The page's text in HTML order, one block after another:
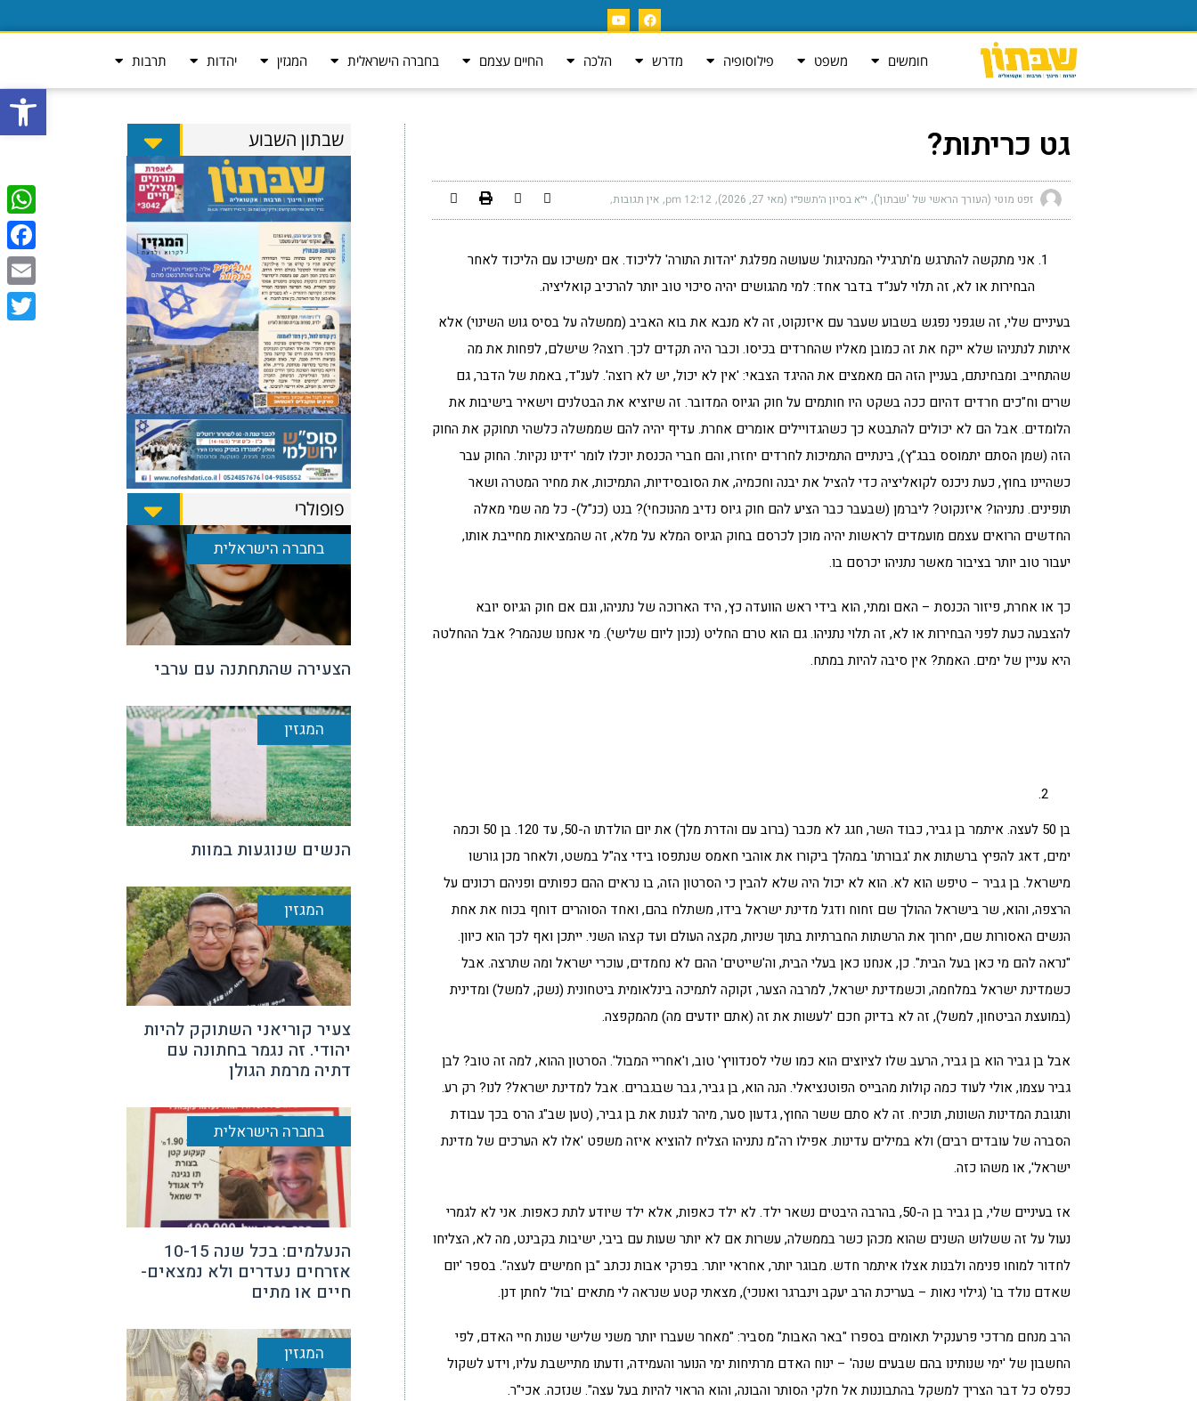
פתח
חומשים משפט פילוסופיה מדרש הלכה החיים עצמם בחברה הישראלית המגזין יהדות תרבות
גט כריתות?
זפט מוטי (העורך הראשי של 'שבתון') י״א בסיון ה׳תשפ״ו (מאי 27, 2026) 12:12 pm אין תגובות
אני מתקשה להתרגש מ'תרגילי המנהיגות' שעושה מפלגת 'יהדות התורה' לליכוד. אם ימשיכו עם הליכוד לאחר
הבחירות או לא, זה תלוי לענ"ד בדבר אחד: למי מהגושים יהיה סיכוי טוב יותר להרכיב קואליציה.
בעיניים שלי, זה שגפני נפגש בשבוע שעבר עם איזנקוט, זה לא מנבא את בוא האביב (ממשלה על בסיס גוש השינוי) אלא
איתות לנתניהו שלא ייקח את זה כמובן מאליו שהחרדים בכיסו. וכבר היה תקדים לכך. רוצה? שישלם, לפחות את מה
שהתחייב. ומבחינתם, בעניין הזה הם מאמצים את ההיגד הצבאי: 'אין לא יכול, יש לא רוצה'. לענ"ד, באמת של הדבר, גם
שרים וח"כים חרדים דהיום ככה בשקט היו חותמים על חוק הגיוס המדובר. זה שיוציא את הבטלנים וישאיר בישיבות את
הלומדים. אבל הם לא יכולים להתבטא כך כשהגדויילים אומרים אחרת. עדיף יהיה להם שממשלה כלשהי תחוקק את החוק
הזה (שמן הסתם יתמוסס בבג"ץ), בינתיים התמיכות לחרדים יחזרו, והם חברי הכנסת יוכלו לומר 'ידינו נקיות'. החוק עבר
כשהיינו בחוץ, כעת ניכנס לקואליציה כדי להציל את יבנה וחכמיה, את הסובסידיות, התמיכות, את מחיר המטרה ושאר
תופינים. נתניהו? איזנקוט? ליברמן (שבעבר כבר הציע להם חוק גיוס נדיב מהנוכחי)? בנט (כנ"ל)- כל מה שמי מאלה
החדשים הרואים עצמם מועמדים לראשות יהיה מוכן לכרסם בחוק הגיוס המלא על מלא, זה שהמציאות מחייבת אותו,
יעבור טוב יותר בציבור מאשר נתניהו יכרסם בו.
כך או אחרת, פיזור הכנסת – האם ומתי, הוא בידי ראש הוועדה כץ, היד הארוכה של נתניהו, וגם אם חוק הגיוס יובא
להצבעה כעת לפני הבחירות או לא, זה תלוי נתניהו. גם הוא טרם החליט (נכון ליום שלישי). מי אנחנו שנהמר? אבל ההחלטה
היא עניין של ימים. האמת? אין סיבה להיות במתח.
בן 50 לעצה. איתמר בן גביר, כבוד השר, חגג לא מכבר (ברוב עם והדרת מלך) את יום הולדתו ה-50, עד 120. בן 50 וכמה
ימים, דאג להפיץ ברשתות את 'גבורתו' במהלך ביקורו את אוהבי חאמס שנתפסו בידי צה"ל במשט, ולאחר מכן גורשו
מישראל. בן גביר – טיפש הוא לא. הוא לא יכול היה שלא להבין כי הסרטון הזה, בו נראים ההם כפותים ופניהם רכונים על
הרצפה, והוא, שר בישראל ההולך שם זחוח ודגל מדינת ישראל בידו, משתלח בהם, ואחד הסוהרים דוחף בכוח את אחת
הנשים האסורות שם, יחרוך את הרשתות החברתיות בתוך שניות, מקצה העולם ועד קצהו השני. ייתכן ואף לכך הוא כיוון.
"נראה להם מי כאן בעל הבית". כן, אנחנו כאן בעלי הבית, וה'שייטים' ההם לא נחמדים, עוכרי ישראל ומה שתרצה. אבל
כשמדינת ישראל במלחמה, וכשמדינת ישראל, למרבה הצער, זקוקה לתמיכה בינלאומית ביטחונית (נשק, למשל) ומדינית
(במועצת הביטחון, למשל), זה לא בדיוק חכם 'לעשות את זה (אתם יודעים מה) מהמקפצה.
אבל בן גביר הוא בן גביר, הרעב שלו לציוצים הוא כמו שלי לסנדוויץ' טוב, ו'אחריי המבול'. הסרטון ההוא, למה זה טוב? לבן
גביר עצמו, אולי לעוד כמה קולות מהבייס הפוטנציאלי. הנה הוא, בן גביר, גבר שבגברים. אבל למדינת ישראל? לנו? רק רע.
ותגובת המדינות השונות, תוכיח. זה לא סתם ששר החוץ, גדעון סער, מיהר לגנות את בן גביר, (טען שב"ג הרס בכך עבודת
הסברה של עובדים רבים) ולא במילים עדינות. אפילו רה"מ נתניהו הצליח להוציא איזה משפט 'אלו לא הערכים של מדינת
ישראל', או משהו כזה.
אז בעיניים שלי, בן גביר בן ה-50, בהרבה היבטים נשאר ילד. לא ילד כאפות, אלא ילד שיודע לתת כאפות. אני לא לגמרי
נעול על זה ששלוש השנים שהוא מכהן כשר בממשלה, עשרות אם לא יותר שעות עם ביבי, ישיבות בקבינט, מה לא, הצליחו
לחדור למוחו פנימה ולבנות אצלו איתמר חדש. מבוגר יותר, אחראי יותר. בפרקי אבות נכתב "בן חמישים לעצה". בספר 'יום
שאדם נולד בו' (גילוי נאות – בעריכת הרב יעקב וינברגר ואנוכי), מצאתי קטע שנראה לי מתאים 'בול' לחתן דנן.
הרב מנחם מרדכי פרענקיל תאומים בספרו "באר האבות" מסביר: "מאחר שעברו יותר משני שלישי שנות חיי האדם, לפי
החשבון של 'ימי שנותינו בהם שבעים שנה' – ינוח האדם מרתיחות ימי הנוער והעמידה, ודעתו מתיישבת עליו, וידע לשקול
כפלס כל דבר הצריך למשקל בהתבוננות אל חלקי הסותר והבונה, והוא הראוי להיות בעל עצה". שנזכה. אכי"ר.
שבתון השבוע
פופולרי
בחברה הישראלית
הצעירה שהתחתנה עם ערבי
המגזין
הנשים שנוגעות במוות
המגזין
צעיר קוריאני השתוקק להיות
יהודי. זה נגמר בחתונה עם
דתיה מרמת הגולן
בחברה הישראלית
הנעלמים: בכל שנה 10-15
אזרחים נעדרים ולא נמצאים-
חיים או מתים
המגזין
Email